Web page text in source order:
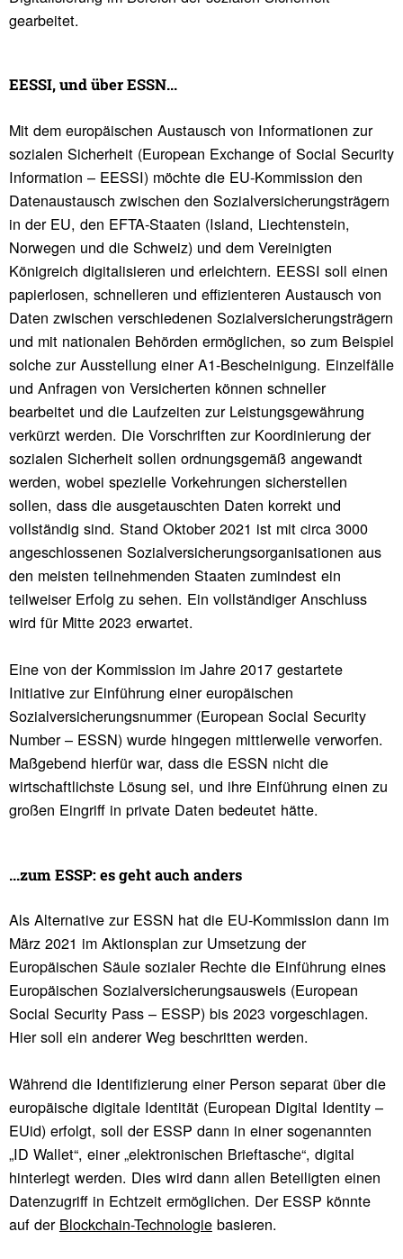
gearbeitet.
EESSI, und über ESSN...
Mit dem europäischen Austausch von Informationen zur
sozialen Sicherheit (European Exchange of Social Security
Information – EESSI) möchte die EU-Kommission den
Datenaustausch zwischen den Sozialversicherungsträgern
in der EU, den EFTA-Staaten (Island, Liechtenstein,
Norwegen und die Schweiz) und dem Vereinigten
Königreich digitalisieren und erleichtern. EESSI soll einen
papierlosen, schnelleren und effizienteren Austausch von
Daten zwischen verschiedenen Sozialversicherungsträgern
und mit nationalen Behörden ermöglichen, so zum Beispiel
solche zur Ausstellung einer A1-Bescheinigung. Einzelfälle
und Anfragen von Versicherten können schneller
bearbeitet und die Laufzeiten zur Leistungsgewährung
verkürzt werden. Die Vorschriften zur Koordinierung der
sozialen Sicherheit sollen ordnungsgemäß angewandt
werden, wobei spezielle Vorkehrungen sicherstellen
sollen, dass die ausgetauschten Daten korrekt und
vollständig sind. Stand Oktober 2021 ist mit circa 3000
angeschlossenen Sozialversicherungsorganisationen aus
den meisten teilnehmenden Staaten zumindest ein
teilweiser Erfolg zu sehen. Ein vollständiger Anschluss
wird für Mitte 2023 erwartet.
Eine von der Kommission im Jahre 2017 gestartete
Initiative zur Einführung einer europäischen
Sozialversicherungsnummer (European Social Security
Number – ESSN) wurde hingegen mittlerweile verworfen.
Maßgebend hierfür war, dass die ESSN nicht die
wirtschaftlichste Lösung sei, und ihre Einführung einen zu
großen Eingriff in private Daten bedeutet hätte.
...zum ESSP: es geht auch anders
Als Alternative zur ESSN hat die EU-Kommission dann im
März 2021 im Aktionsplan zur Umsetzung der
Europäischen Säule sozialer Rechte die Einführung eines
Europäischen Sozialversicherungsausweis (European
Social Security Pass – ESSP) bis 2023 vorgeschlagen.
Hier soll ein anderer Weg beschritten werden.
Während die Identifizierung einer Person separat über die
europäische digitale Identität (European Digital Identity –
EUid) erfolgt, soll der ESSP dann in einer sogenannten
„ID Wallet“, einer „elektronischen Brieftasche“, digital
hinterlegt werden. Dies wird dann allen Beteiligten einen
Datenzugriff in Echtzeit ermöglichen. Der ESSP könnte
auf der Blockchain-Technologiebasieren.